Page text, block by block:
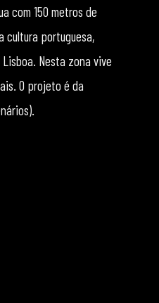
com 150 metros de
cultura portuguesa,
Nesta zona vive
O projeto é da